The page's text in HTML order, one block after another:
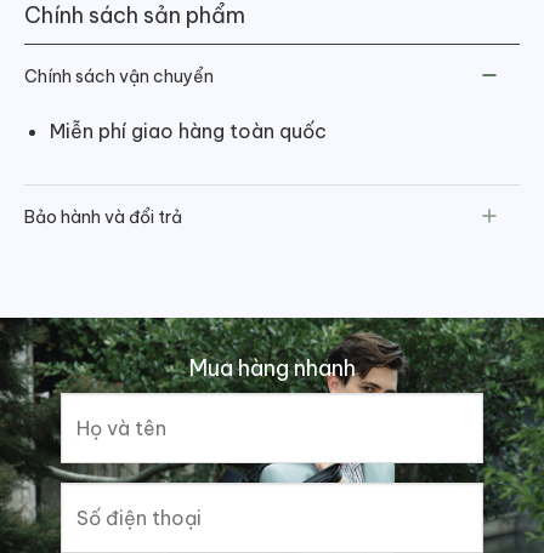
Chính sách sản phẩm
Chính sách vận chuyển
Miễn phí giao hàng toàn quốc
Bảo hành và đổi trả
Mua hàng nhanh